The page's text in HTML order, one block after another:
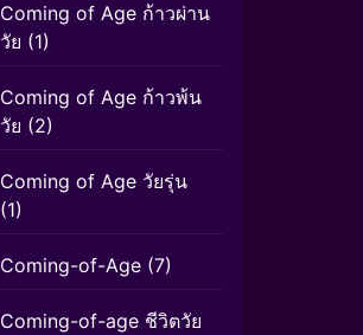
Coming of Age ก้าวผ่าน
วัย (1)
Coming of Age ก้าวพ้น
วัย (2)
Coming of Age วัยรุ่น
(1)
Coming-of-Age (7)
Coming-of-age ชีวิตวัย